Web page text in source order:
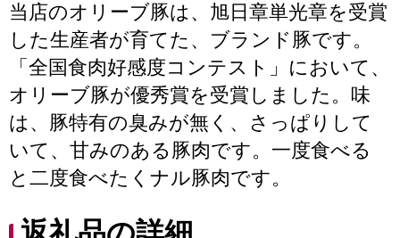
当店のオリーブ豚は、旭日章単光章を受賞
した生産者が育てた、ブランド豚です。
「全国食肉好感度コンテスト」において、
オリーブ豚が優秀賞を受賞しました。味
は、豚特有の臭みが無く、さっぱりして
いて、甘みのある豚肉です。一度食べる
と二度食べたくナル豚肉です。